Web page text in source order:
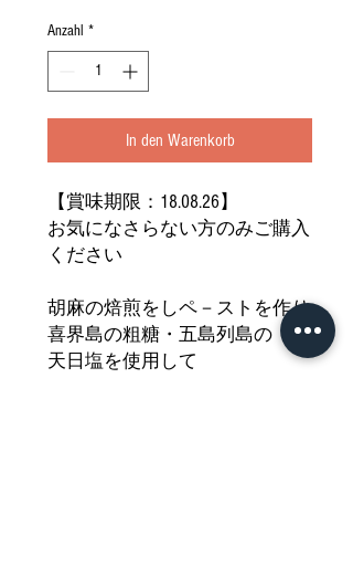
Anzahl *
In den Warenkorb
【賞味期限：18.08.26】
お気になさらない方のみご購入
ください
胡麻の焙煎をしペ－ストを作り
喜界島の粗糖・五島列島の
天日塩を使用して